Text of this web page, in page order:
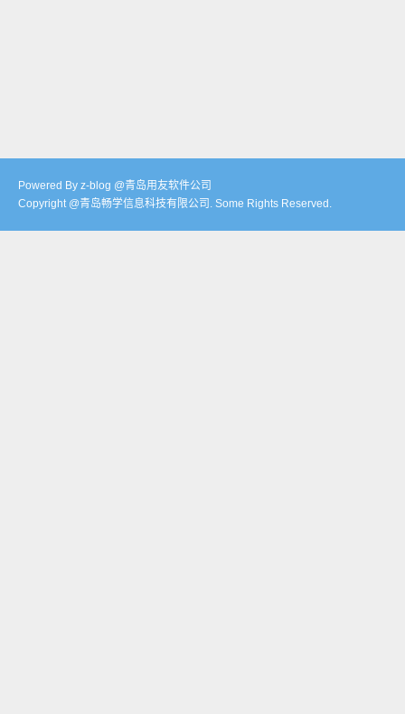
Powered By z-blog @青岛用友软件公司
Copyright @青岛畅学信息科技有限公司. Some Rights Reserved.